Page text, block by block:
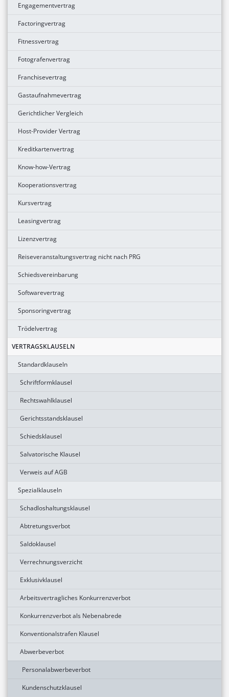
Engagementvertrag
Factoringvertrag
Fitnessvertrag
Fotografenvertrag
Franchisevertrag
Gastaufnahmevertrag
Gerichtlicher Vergleich
Host-Provider Vertrag
Kreditkartenvertrag
Know-how-Vertrag
Kooperationsvertrag
Kursvertrag
Leasingvertrag
Lizenzvertrag
Reiseveranstaltungsvertrag nicht nach PRG
Schiedsvereinbarung
Softwarevertrag
Sponsoringvertrag
Trödelvertrag
VERTRAGSKLAUSELN
Standardklauseln
Schriftformklausel
Rechtswahlklausel
Gerichtsstandsklausel
Schiedsklausel
Salvatorische Klausel
Verweis auf AGB
Spezialklauseln
Schadloshaltungsklausel
Abtretungsverbot
Saldoklausel
Verrechnungsverzicht
Exklusivklausel
Arbeitsvertragliches Konkurrenzverbot
Konkurrenzverbot als Nebenabrede
Konventionalstrafen Klausel
Abwerbeverbot
Personalabwerbeverbot
Kundenschutzklausel